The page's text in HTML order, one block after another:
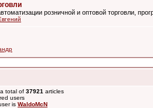
розничной и оптовой торговли,
total of 37921 articles
users
is WaldoMcN